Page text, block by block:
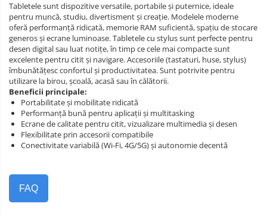
Tabletele sunt dispozitive versatile, portabile și puternice, ideale
pentru muncă, studiu, divertisment și creație. Modelele moderne
oferă performanță ridicată, memorie RAM suficientă, spațiu de stocare
generos și ecrane luminoase. Tabletele cu stylus sunt perfecte pentru
desen digital sau luat notițe, în timp ce cele mai compacte sunt
excelente pentru citit și navigare. Accesoriile (tastaturi, huse, stylus)
îmbunătățesc confortul și productivitatea. Sunt potrivite pentru
utilizare la birou, școală, acasă sau în călătorii.
Beneficii principale:
Portabilitate și mobilitate ridicată
Performanță bună pentru aplicații și multitasking
Ecrane de calitate pentru citit, vizualizare multimedia și desen
Flexibilitate prin accesorii compatibile
Conectivitate variabilă (Wi‑Fi, 4G/5G) și autonomie decentă
FAQ